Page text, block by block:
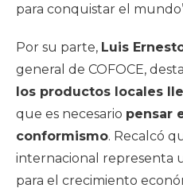
para conquistar el
Por su parte, Luis
general de COFOCE,
los productos locales
que es necesario pensar
conformismo. Recalcó
internacional representa
para el crecimiento